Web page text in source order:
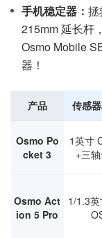
手机稳定器： 拯
215mm 延长杆
Osmo Mobile
器！
产品 传感
Osmo Po
cket 3
1英寸
+三
Osmo Act
ion 5 Pro
1/1.3